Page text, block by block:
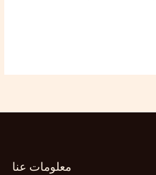
معلومات عنا